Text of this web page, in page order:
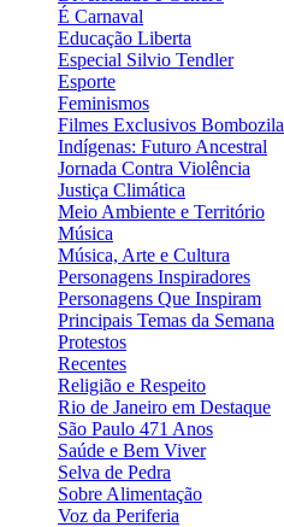
É Carnaval
Educação Liberta
Especial Silvio Tendler
Esporte
Feminismos
Filmes Exclusivos Bombozila
Indígenas: Futuro Ancestral
Jornada Contra Violência
Justiça Climática
Meio Ambiente e Território
Música
Música, Arte e Cultura
Personagens Inspiradores
Personagens Que Inspiram
Principais Temas da Semana
Protestos
Recentes
Religião e Respeito
Rio de Janeiro em Destaque
São Paulo 471 Anos
Saúde e Bem Viver
Selva de Pedra
Sobre Alimentação
Voz da Periferia